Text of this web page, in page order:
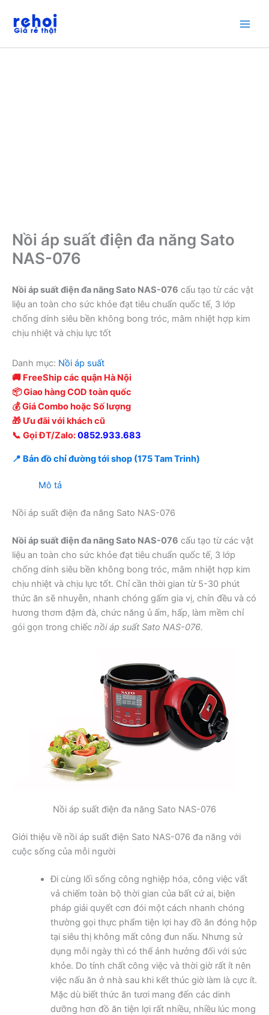
dung
Nồi áp suất điện đa năng Sato
NAS-076
Nồi áp suất điện đa năng Sato NAS-076 cấu tạo từ các vật
liệu an toàn cho sức khỏe đạt tiêu chuẩn quốc tế, 3 lớp
chống dính siêu bền không bong tróc, mâm nhiệt hợp kim
chịu nhiệt và chịu lực tốt
Danh mục: Nồi áp suất
🚚 FreeShip các quận Hà Nội
📦 Giao hàng COD toàn quốc
💰 Giá Combo hoặc Số lượng
🎁 Ưu đãi với khách cũ
📞 Gọi ĐT/Zalo:0852.933.683
📍 Bản đồ chỉ đường tới shop (175 Tam Trinh)
Mô tả
Nồi áp suất điện đa năng Sato NAS-076
Nồi áp suất điện đa năng Sato NAS-076 cấu tạo từ các vật
liệu an toàn cho sức khỏe đạt tiêu chuẩn quốc tế, 3 lớp
chống dính siêu bền không bong tróc, mâm nhiệt hợp kim
chịu nhiệt và chịu lực tốt. Chỉ cần thời gian từ 5-30 phút
thức ăn sẽ nhuyễn, nhanh chóng gấm gia vị, chín đều và có
hương thơm đậm đà, chức năng ủ ấm, hấp, làm mềm chỉ
gói gọn trong chiếc nồi áp suất Sato NAS-076.
Nồi áp suất điện đa năng Sato NAS-076
Giới thiệu về nồi áp suất điện Sato NAS-076 đa năng với
cuộc sống của mỗi người
Đi cùng lối sống công nghiệp hóa, công việc vất
vả chiếm toàn bộ thời gian của bất cứ ai, biện
pháp giải quyết cơn đói một cách nhanh chóng
thường gọi thực phẩm tiện lợi hay đồ ăn đóng hộp
tại siêu thị không mất công đun nấu. Nhưng sử
dụng mỗi ngày thì có thể ảnh hưởng đối với sức
khỏe. Do tính chất công việc và thời giờ rất ít nên
việc nấu ăn ở nhà sau khi kết thúc giờ làm là cực ít.
Mặc dù biết thức ăn tươi mang đến các dinh
dưỡng hơn đồ ăn tiện lợi rất nhiều, nhiều lúc mong